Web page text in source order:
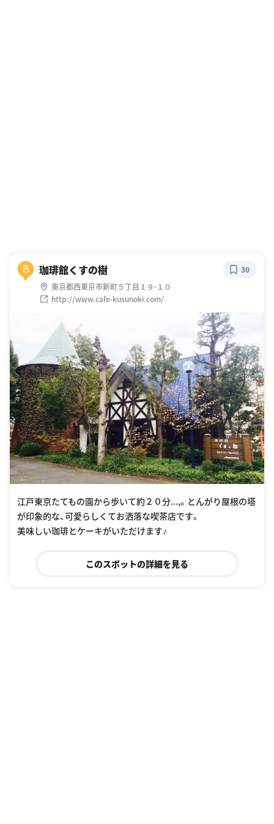
B 珈琲館くすの樹
東京都西東京市新町５丁目１９-１０
http://www.cafe-kusunoki.com/
30
江戸東京たてもの園から歩いて約２０分...,。とんがり屋根の塔
が印象的な、可愛らしくてお洒落な喫茶店です。
美味しい珈琲とケーキがいただけます♪
このスポットの詳細を見る